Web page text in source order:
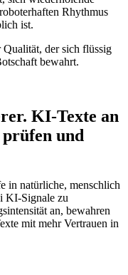
Rhythmus
ist.
der sich flüssig
bewahrt.
KI-Texte an
und
in natürliche, menschlich
KI-Signale zu
an, bewahren
mit mehr Vertrauen in